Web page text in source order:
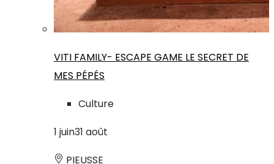
VITI FAMILY- ESCAPE GAME LE SECRET DE
MES PÉPÉS
Culture
1 juin31 août
PIEUSSE